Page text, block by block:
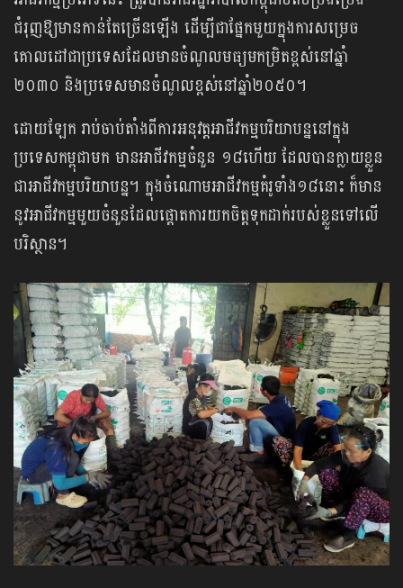
ជំរុញឱ្យមានកាន់តែច្រើនឡើង ដើម្បីជាផ្នែកមួយក្នុងការសម្រេច
គោលដៅជាប្រទេសដែលមានចំណូលមធ្យមកម្រិតខ្ពស់នៅឆ្នាំ
២០៣០ និងប្រទេសមានចំណូលខ្ពស់នៅឆ្នាំ២០៥០។
ដោយឡែក រាប់ចាប់តាំងពីការអនុវត្តអាជីវកម្មបរិយាបន្ននៅក្នុង
ប្រទេសកម្ពុជាមក មានអាជីវកម្ម​ចំនួន ១៨ហើយ ដែលបានក្លាយខ្លួន
ជាអាជីវកម្មបរិយាបន្ន។ ក្នុងចំណោមអាជីវកម្មគំរូទាំង១៨នោះ ក៏មាន
នូវអាជីវកម្មមួយចំនួនដែលផ្ដោតការយកចិត្តទុកដាក់របស់ខ្លួនទៅលើ
បរិស្ថាន។